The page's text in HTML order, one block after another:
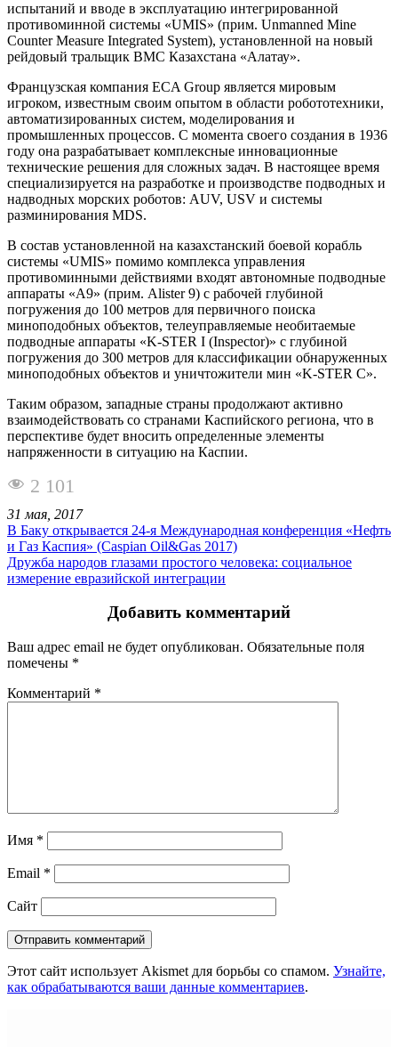
испытаний и вводе в эксплуатацию интегрированной
противоминной системы «UMIS» (прим. Unmanned Mine
Counter Measure Integrated System), установленной на новый
рейдовый тральщик ВМС Казахстана «Алатау».
Французская компания ECA Group является мировым
игроком, известным своим опытом в области робототехники,
автоматизированных систем, моделирования и
промышленных процессов. С момента своего создания в 1936
году она разрабатывает комплексные инновационные
технические решения для сложных задач. В настоящее время
специализируется на разработке и производстве подводных и
надводных морских роботов: AUV, USV и системы
разминирования MDS.
В состав установленной на казахстанский боевой корабль
системы «UMIS» помимо комплекса управления
противоминными действиями входят автономные подводные
аппараты «А9» (прим. Alister 9) с рабочей глубиной
погружения до 100 метров для первичного поиска
миноподобных объектов, телеуправляемые необитаемые
подводные аппараты «K-STER I (Inspector)» с глубиной
погружения до 300 метров для классификации обнаруженных
миноподобныx объектов и уничтожители мин «K-STER C».
Таким образом, западные страны продолжают активно
взаимодействовать со странами Каспийского региона, что в
перспективе будет вносить определенные элементы
напряженности в ситуацию на Каспии.
2 101
31 мая, 2017
В Баку открывается 24-я Международная конференция «Нефть
и Газ Каспия» (Caspian Oil&Gas 2017)
Дружба народов глазами простого человека: социальное
измерение евразийской интеграции
Добавить комментарий
Ваш адрес email не будет опубликован. Обязательные поля
помечены *
Комментарий *
Имя *
Email *
Сайт
Этот сайт использует Akismet для борьбы со спамом. Узнайте,
как обрабатываются ваши данные комментариев.